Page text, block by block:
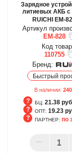
Зарядное
литиевых АКБ с
RUICHI EM-
Артикул
EM-828
Код
110755
Бренд:
Быстрый
В наличии:
БЦ: 21.38
ОПТ: 19.23
ПАРТНЕР
ПАРТНЕР: по